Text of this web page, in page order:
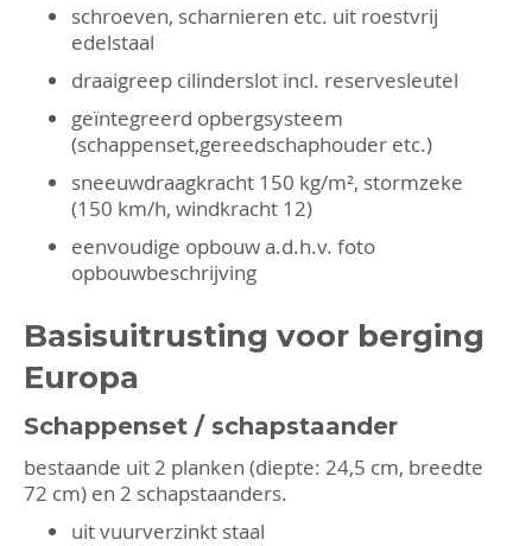
schroeven, scharnieren etc. uit roestvrij
edelstaal
draaigreep cilinderslot incl. reservesleutel
geïntegreerd opbergsysteem
(schappenset,gereedschaphouder etc.)
sneeuwdraagkracht 150 kg/m², stormzeke
(150 km/h, windkracht 12)
eenvoudige opbouw a.d.h.v. foto
opbouwbeschrijving
Basisuitrusting voor berging
Europa
Schappenset / schapstaander
bestaande uit 2 planken (diepte: 24,5 cm, breedte
72 cm) en 2 schapstaanders.
uit vuurverzinkt staal